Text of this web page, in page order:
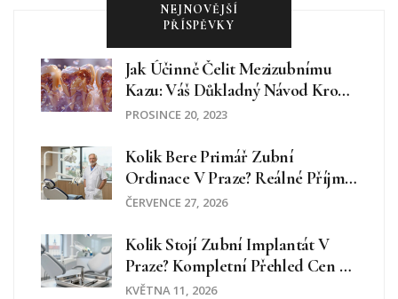
NEJNOVĚJŠÍ
PŘÍSPĚVKY
Jak Účinně Čelit Mezizubnímu
Kazu: Váš Důkladný Návod Krok
Za Krokem
PROSINCE 20, 2023
Kolik Bere Primář Zubní
Ordinace V Praze? Reálné Příjmy
A Faktory
ČERVENCE 27, 2026
Kolik Stojí Zubní Implantát V
Praze? Kompletní Přehled Cen A
Skrytých Poplatků
KVĚTNA 11, 2026